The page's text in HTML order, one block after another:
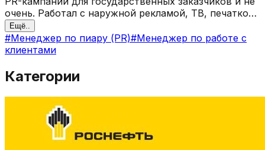
очень. Работал с наружной рекламой, ТВ, печаткой,
онлайн-изданиями, соцсетями (ВК, ТГ, FB, X в
бытность Твиттером) и немного радио. Пишу
статьи, новости, пресс-релизы, тезисы, ТЗ для
Вожу СМИ за ручку по объектам. Знаю, что плохая
публичность бывает, но она тоже нужна. Свободно
говорю на английском и арабском. Катаюсь на
мотоцикле, починяю велосипеды.
Ещё..
#Менеджер по пиару (PR)#Менеджер по работе с
клиентами
Категории